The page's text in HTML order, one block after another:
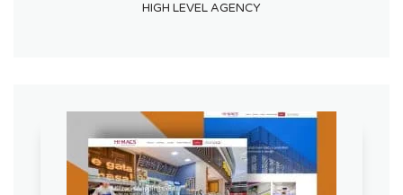
HIGH LEVEL AGENCY